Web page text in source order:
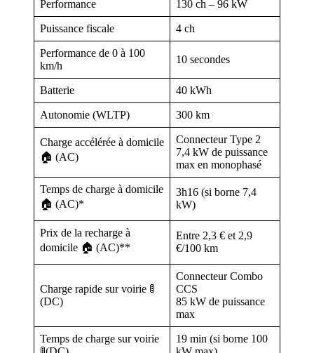
Performance 130 ch – 96 kW
Puissance fiscale 4 ch
Performance de 0 à 100
km/h
10 secondes
Batterie 40 kWh
Autonomie (WLTP) 300 km
Charge accélérée à domicile
🏠 (AC)
Connecteur Type 2
7,4 kW de puissance
max en monophasé
Temps de charge à domicile
🏠 (AC)*
3h16 (si borne 7,4
kW)
Prix de la recharge à
domicile 🏠 (AC)**
Entre 2,3 € et 2,9
€/100 km
Charge rapide sur voirie 🚦
(DC)
Connecteur Combo
CCS
85 kW de puissance
max
Temps de charge sur voirie
19 min (si borne 100